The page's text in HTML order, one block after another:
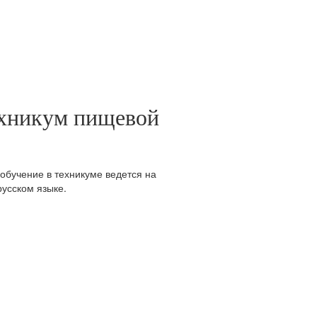
пищевой
в техникуме ведется на
языке.